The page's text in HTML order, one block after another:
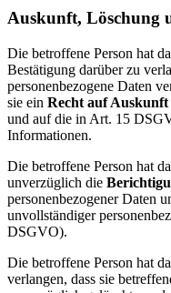
Auskunft, Löschung
Die betroffene Person hat
Bestätigung darüber zu
personenbezogene Daten
sie ein Recht auf Auskunft
und auf die in Art. 15
Informationen.
Die betroffene Person hat
unverzüglich die
personenbezogener Daten
unvollständiger
DSGVO).
Die betroffene Person hat
verlangen, dass sie